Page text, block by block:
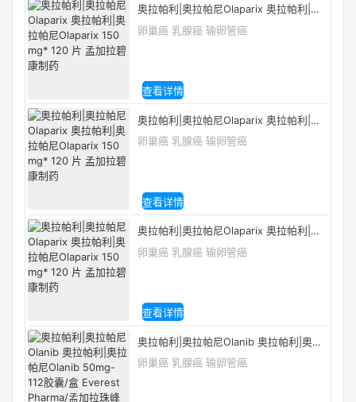
奥拉帕利|奥拉帕尼Olaparix 奥拉帕利|奥
拉帕尼Olaparix 150 mg* 120 片 孟加拉
卵巢癌 乳腺癌 输卵管癌
查看详情
奥拉帕利|奥拉帕尼Olaparix 奥拉帕利|奥
拉帕尼Olaparix 150 mg* 120 片 孟加拉
卵巢癌 乳腺癌 输卵管癌
查看详情
奥拉帕利|奥拉帕尼Olaparix 奥拉帕利|奥
拉帕尼Olaparix 150 mg* 120 片 孟加拉
卵巢癌 乳腺癌 输卵管癌
查看详情
奥拉帕利|奥拉帕尼Olanib 奥拉帕利|奥拉
帕尼Olanib 50mg-112胶囊/盒 Everest
卵巢癌 乳腺癌 输卵管癌